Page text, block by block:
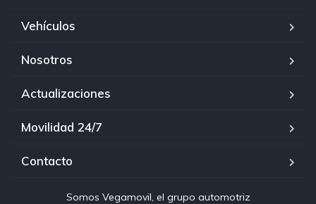
Vehículos
Nosotros
Actualizaciones
Movilidad 24/7
Contacto
Somos Vegamovil, el grupo automotriz